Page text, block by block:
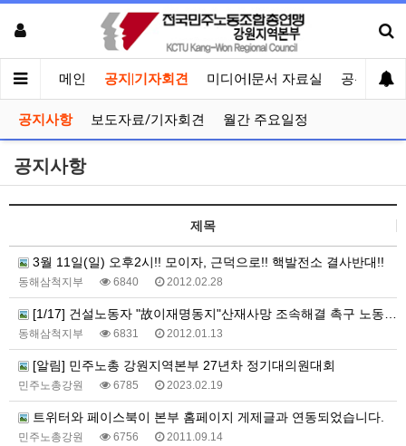
메인 공지|기자회견 미디어|문서 자료실 공유게시
공지사항 보도자료/기자회견 월간 주요일정
공지사항
제목
3월 11일(일) 오후2시!! 모이자, 근덕으로!! 핵발전소 결사반대!!
동해삼척지부 6840 2012.02.28
[1/17] 건설노동자 "故이재명동지"산재사망 조속해결 촉구 노동부앞 기자회견 및 결의대회
동해삼척지부 6831 2012.01.13
[알림] 민주노총 강원지역본부 27년차 정기대의원대회
민주노총강원 6785 2023.02.19
트위터와 페이스북이 본부 홈페이지 게제글과 연동되었습니다.
민주노총강원 6756 2011.09.14